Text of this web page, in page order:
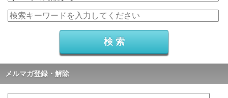
メルマガ登録・解除